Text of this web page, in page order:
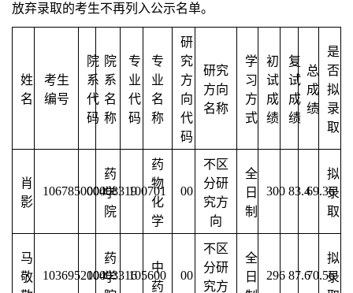
放弃录取的考生不再列入公示名单。
姓
名
考生
编号
院
系
代
码
院
系
名
称
专
业
代
码
专
业
名
称
研
究
方
向
代
码
研究
方向
名称
学
习
方
式
初
试
成
绩
复
试
成
绩
总
成
绩
是
否
拟
录
取
肖
影
106785000008319
004
药
学
院
100701
药
物
化
学
00
不区
分研
究方
向
全
日
制
300 83.469.36
拟
录
取
马
敬
103695210003316
004
药
学
105600
中
药
00
不区
分研
究方
全
日
296 87.670.56
拟
录